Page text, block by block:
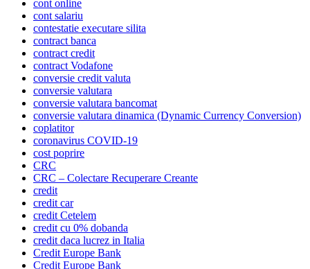
cont online
cont salariu
contestatie executare silita
contract banca
contract credit
contract Vodafone
conversie credit valuta
conversie valutara
conversie valutara bancomat
conversie valutara dinamica (Dynamic Currency Conversion)
coplatitor
coronavirus COVID-19
cost poprire
CRC
CRC – Colectare Recuperare Creante
credit
credit car
credit Cetelem
credit cu 0% dobanda
credit daca lucrez in Italia
Credit Europe Bank
Credit Europe Bank